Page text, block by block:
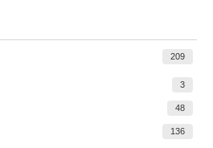
209
3
48
136